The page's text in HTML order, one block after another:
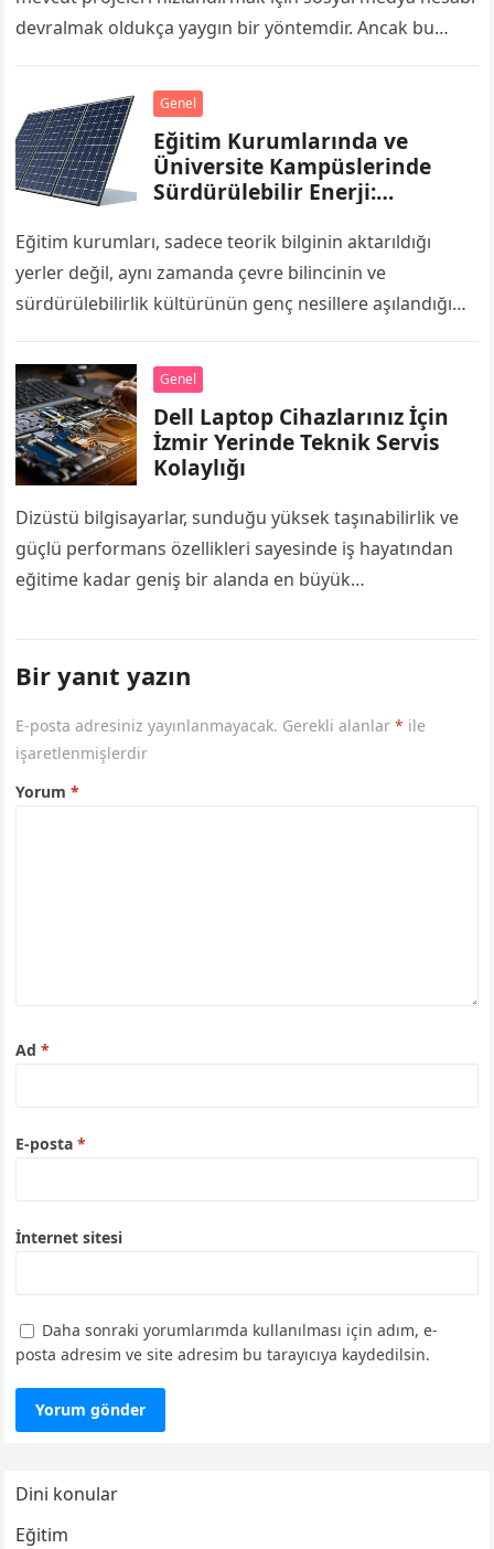
devralmak oldukça yaygın bir yöntemdir. Ancak bu
Genel
Eğitim Kurumlarında ve
Üniversite Kampüslerinde
Sürdürülebilir Enerji:
Nesillerine Örnek Kampüsler
Eğitim kurumları, sadece teorik bilginin aktarıldığı
yerler değil, aynı zamanda çevre bilincinin ve
sürdürülebilirlik kültürünün genç nesillere aşılandığı
spor salonları gün…
Genel
Dell Laptop Cihazlarınız İçin
İzmir Yerinde Teknik Servis
Kolaylığı
Dizüstü bilgisayarlar, sunduğu yüksek taşınabilirlik ve
güçlü performans özellikleri sayesinde iş hayatından
eğitime kadar geniş bir alanda en büyük
Bir yanıt yazın
E-posta adresiniz yayınlanmayacak. Gerekli alanlar* ile
işaretlenmişlerdir
Yorum*
Ad*
E-posta*
İnternet sitesi
Daha sonraki yorumlarımda kullanılması için adım, e-
posta adresim ve site adresim bu tarayıcıya kaydedilsin.
Dini konular
Eğitim